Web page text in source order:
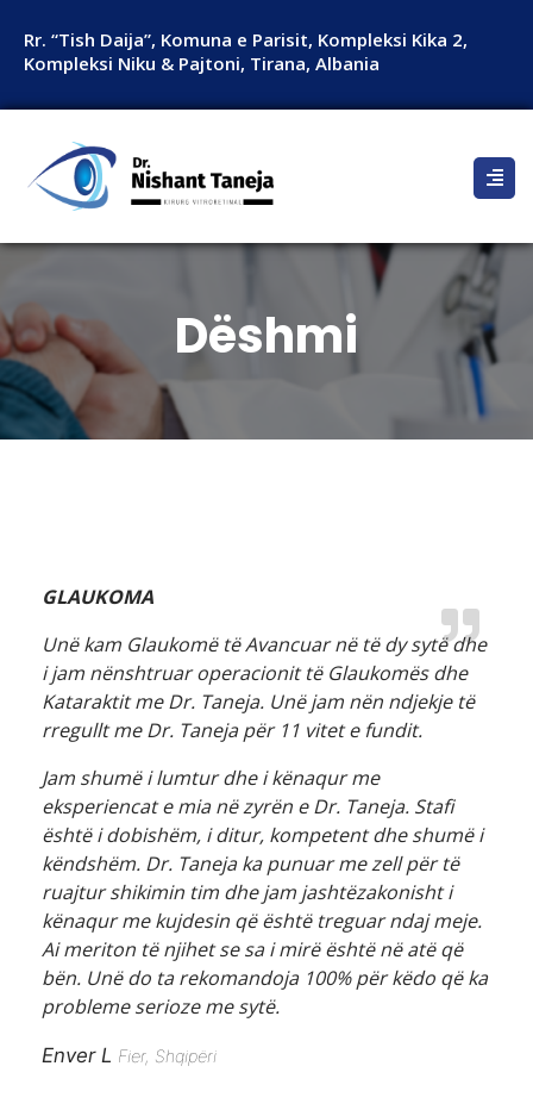
Rr. “Tish Daija”, Komuna e Parisit, Kompleksi Kika 2,
Kompleksi Niku & Pajtoni, Tirana, Albania
Dëshmi
GLAUKOMA
Unë kam Glaukomë të Avancuar në të dy sytë dhe
i jam nënshtruar operacionit të Glaukomës dhe
Kataraktit me Dr. Taneja. Unë jam nën ndjekje të
rregullt me Dr. Taneja për 11 vitet e fundit.
Jam shumë i lumtur dhe i kënaqur me
eksperiencat e mia në zyrën e Dr. Taneja. Stafi
është i dobishëm, i ditur, kompetent dhe shumë i
këndshëm. Dr. Taneja ka punuar me zell për të
ruajtur shikimin tim dhe jam jashtëzakonisht i
kënaqur me kujdesin që është treguar ndaj meje.
Ai meriton të njihet se sa i mirë është në atë që
bën. Unë do ta rekomandoja 100% për këdo që ka
probleme serioze me sytë.
Enver L Fier, Shqipëri